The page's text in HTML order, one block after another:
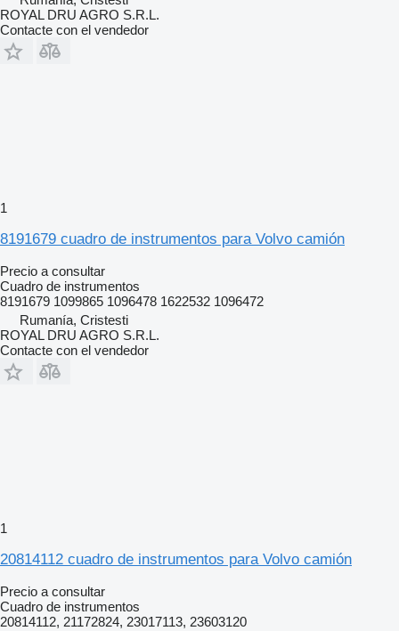
ROYAL DRU AGRO S.R.L.
Contacte con el vendedor
1
8191679 cuadro de instrumentos para Volvo camión
Precio a consultar
Cuadro de instrumentos
8191679 1099865 1096478 1622532 1096472
Rumanía, Cristesti
ROYAL DRU AGRO S.R.L.
Contacte con el vendedor
1
20814112 cuadro de instrumentos para Volvo camión
Precio a consultar
Cuadro de instrumentos
20814112, 21172824, 23017113, 23603120